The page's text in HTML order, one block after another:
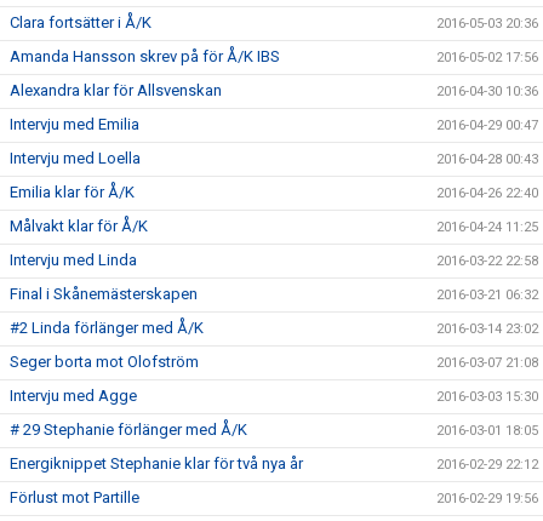
Clara fortsätter i Å/K 2016-05-03 20:36
Amanda Hansson skrev på för Å/K IBS 2016-05-02 17:56
Alexandra klar för Allsvenskan 2016-04-30 10:36
Intervju med Emilia 2016-04-29 00:47
Intervju med Loella 2016-04-28 00:43
Emilia klar för Å/K 2016-04-26 22:40
Målvakt klar för Å/K 2016-04-24 11:25
Intervju med Linda 2016-03-22 22:58
Final i Skånemästerskapen 2016-03-21 06:32
#2 Linda förlänger med Å/K 2016-03-14 23:02
Seger borta mot Olofström 2016-03-07 21:08
Intervju med Agge 2016-03-03 15:30
# 29 Stephanie förlänger med Å/K 2016-03-01 18:05
Energiknippet Stephanie klar för två nya år 2016-02-29 22:12
Förlust mot Partille 2016-02-29 19:56